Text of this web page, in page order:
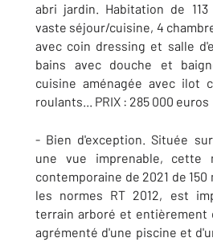
abri jardin. Habitation de 113
vaste séjour/cuisine, 4
avec coin dressing et salle
bains avec douche et
cuisine aménagée avec ilot
roulants... PRIX : 285 000 euros
- Bien d'exception. Située
une vue imprenable, cette
contemporaine de 2021 de
les normes RT 2012, est
terrain arboré et entièrement
agrémenté d'une piscine et